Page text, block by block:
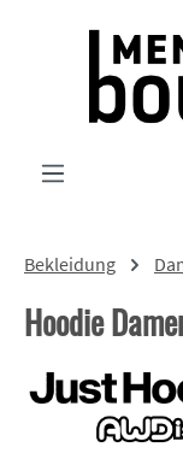
Zum Hauptinhalt
Bekleidung
Hoodie